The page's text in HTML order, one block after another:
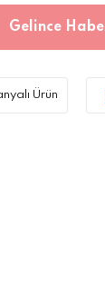
Gelince
Ürün